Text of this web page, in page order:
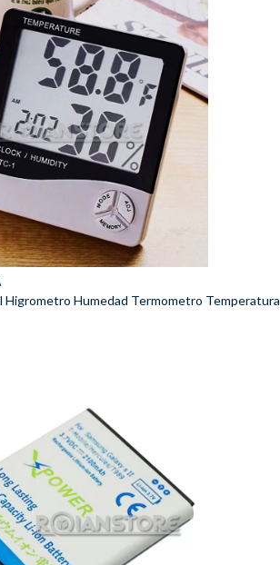
Higrometro Humedad Termometro Temperatura